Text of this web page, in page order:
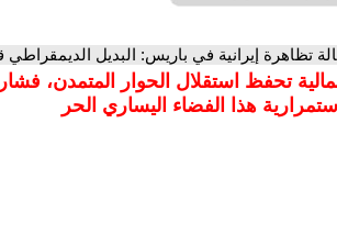
تظاهرة إيرانية في باريس: البديل الديمقراطي
تحفظ استقلال الحوار المتمدن،
استمرارية هذا الفضاء اليساري الحر